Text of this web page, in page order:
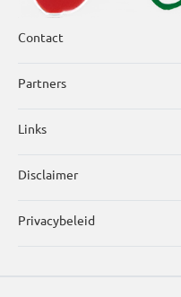
Contact
Partners
Links
Disclaimer
Privacybeleid